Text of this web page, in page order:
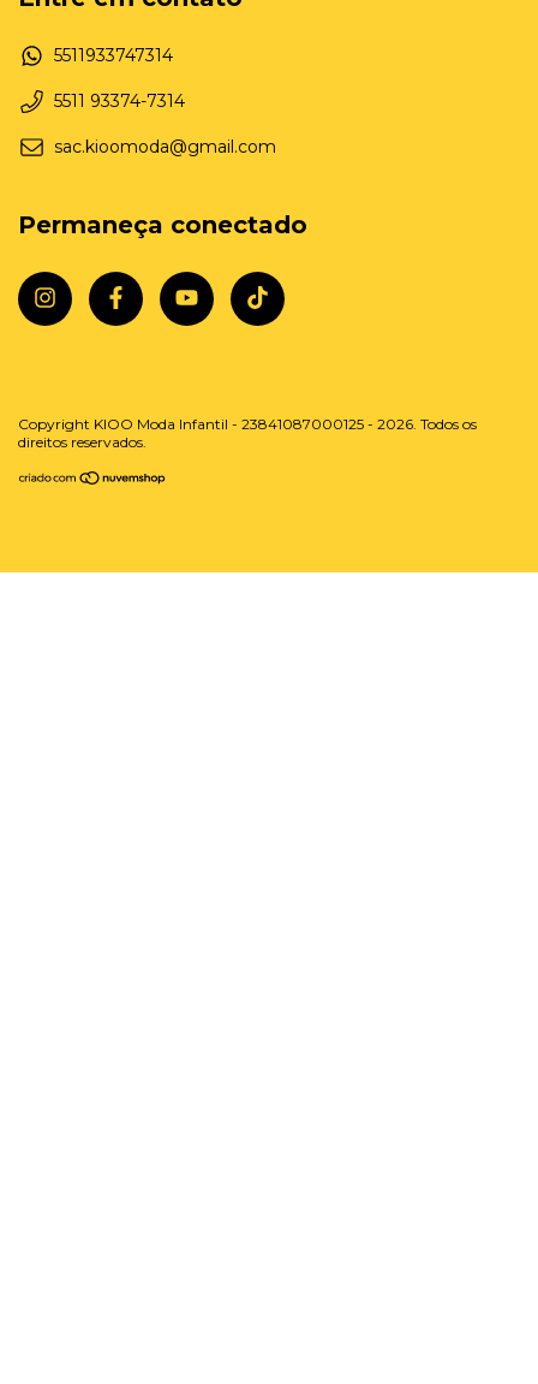
5511933747314
5511 93374-7314
sac.kioomoda@gmail.com
Permaneça conectado
Copyright KIOO Moda Infantil - 23841087000125 - 2026. Todos os
direitos reservados.